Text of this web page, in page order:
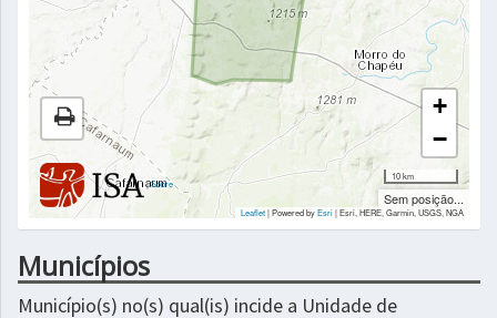
|Sobre
+
−
10 km
Sem posição...
Leaflet| Powered byEsri|Esri, HERE, Garmin, USGS, NGA
Municípios
Município(s) no(s) qual(is) incide a Unidade de